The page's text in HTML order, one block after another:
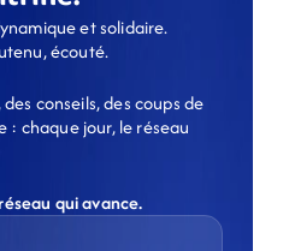
et solidaire.
écouté.
conseils, des coups de
: chaque jour, le réseau
qui avance.